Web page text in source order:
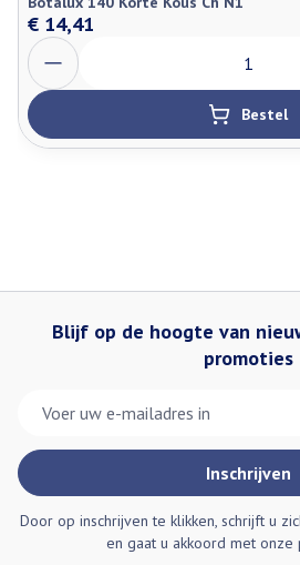
€ 14,41
Aantal
Bestel
Blijf op de hoogte van
promoties
Inschrijven
Door op inschrijven te klikken, schrijft u
en gaat u akkoord met onze